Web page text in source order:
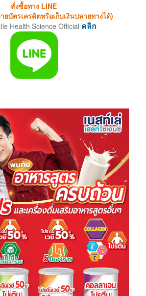
สั่งซื้อทาง LINE
ยบัตรเครดิตหรือเก็บเงินปลายทางได้)
Health Science Official คลิก